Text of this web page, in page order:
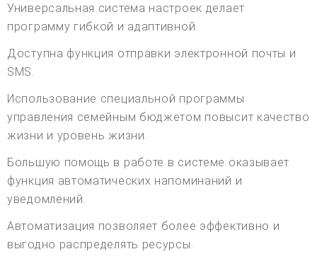
Универсальная система настроек делает
программу гибкой и адаптивной.
Доступна функция отправки электронной почты и
SMS.
Использование специальной программы
управления семейным бюджетом повысит качество
жизни и уровень жизни.
Большую помощь в работе в системе оказывает
функция автоматических напоминаний и
уведомлений.
Автоматизация позволяет более эффективно и
выгодно распределять ресурсы.